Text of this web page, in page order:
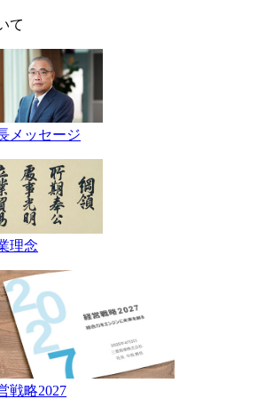
て
メッセージ
理念
戦略2027